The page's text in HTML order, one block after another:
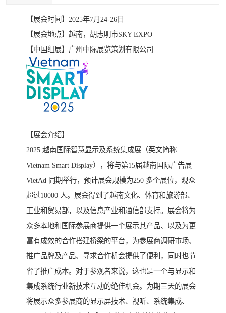
【展会时间】2025年7月24-26日
【展会地点】越南，胡志明市SKY EXPO
【中国组展】广州中际展览策划有限公司
【展会介绍】
2025 越南国际智慧显示及系统集成展（英文简称
Vietnam Smart Display），将与第15届越南国际广告展
VietAd 同期举行，预计展会规模为250 多个展位，观众
超过10000 人。展会得到了越南文化、体育和旅游部、
工业和贸易部，以及信息产业和通信部支持。展会将为
众多本地和国际参展商提供一个展示其产品、以及为更
富有成效的合作搭建桥梁的平台，为参展商调研市场、
推广品牌及产品、寻求合作机会提供了便利，同时也节
省了推广成本。对于参观者来说，这也是一个与显示和
集成系统行业新技术互动的绝佳机会。为期三天的展会
将展示众多参展商的显示屏技术、视听、系统集成、